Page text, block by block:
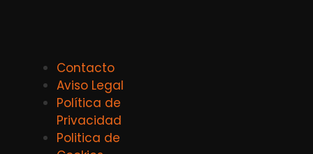
Contacto
Aviso Legal
Política de
Privacidad
Politica de